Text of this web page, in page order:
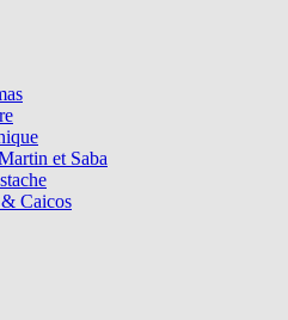
et Saba
Caicos